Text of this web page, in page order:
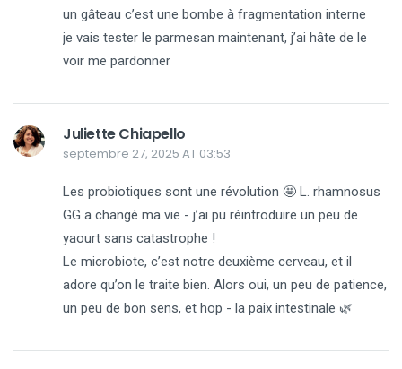
un gâteau c’est une bombe à fragmentation interne
je vais tester le parmesan maintenant, j’ai hâte de le
voir me pardonner
Juliette Chiapello
septembre 27, 2025 AT 03:53
Les probiotiques sont une révolution 🤩 L. rhamnosus
GG a changé ma vie - j’ai pu réintroduire un peu de
yaourt sans catastrophe !
Le microbiote, c’est notre deuxième cerveau, et il
adore qu’on le traite bien. Alors oui, un peu de patience,
un peu de bon sens, et hop - la paix intestinale 🌿